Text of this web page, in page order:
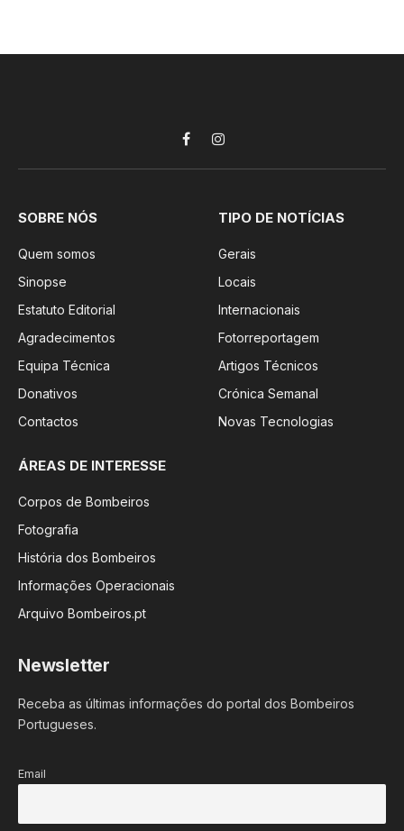
FacebookInstagram
SOBRE NÓS
Quem somos
Sinopse
Estatuto Editorial
Agradecimentos
Equipa Técnica
Donativos
Contactos
TIPO DE NOTÍCIAS
Gerais
Locais
Internacionais
Fotorreportagem
Artigos Técnicos
Crónica Semanal
Novas Tecnologias
ÁREAS DE INTERESSE
Corpos de Bombeiros
Fotografia
História dos Bombeiros
Informações Operacionais
Arquivo Bombeiros.pt
Newsletter
Receba as últimas informações do portal dos Bombeiros
Portugueses.
Email